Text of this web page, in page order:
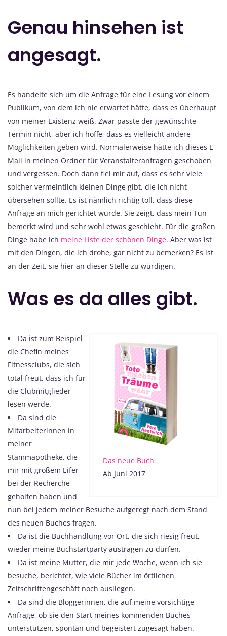
Genau hinsehen ist
angesagt.
Es handelte sich um die Anfrage für eine Lesung vor einem
Publikum, von dem ich nie erwartet hätte, dass es überhaupt
von meiner Existenz weiß. Zwar passte der gewünschte
Termin nicht, aber ich hoffe, dass es vielleicht andere
Möglichkeiten geben wird. Normalerweise hätte ich dieses E-
Mail in meinen Ordner für Veranstalteranfragen geschoben
und vergessen. Doch dann fiel mir auf, dass es sehr viele
solcher vermeintlich kleinen Dinge gibt, die ich nicht
übersehen sollte. Es ist nämlich richtig toll, dass diese
Anfrage an mich gerichtet wurde. Sie zeigt, dass mein Tun
bemerkt wird und sehr wohl etwas geschieht. Für die großen
Dinge habe ich meine Liste der schönen Dinge. Aber was ist
mit den Dingen, die ich drohe, gar nicht zu bemerken? Es ist
an der Zeit, sie hier an dieser Stelle zu würdigen.
Was es da alles gibt.
Das neue Buch
Ab Juni 2017
Da ist zum Beispiel
die Chefin meines
Fitnessclubs, die sich
total freut, dass ich für
die Clubmitglieder
lesen werde.
Da sind die
Mitarbeiterinnen in
meiner
Stammapotheke, die
mir mit großem Eifer
bei der Recherche
geholfen haben und
nun bei jedem meiner Besuche aufgeregt nach dem Stand
des neuen Buches fragen.
Da ist die Buchhandlung vor Ort, die sich riesig freut,
wieder meine Buchstartparty austragen zu dürfen.
Da ist meine Mutter, die mir jede Woche, wenn ich sie
besuche, berichtet, wie viele Bücher im örtlichen
Zeitschriftengeschäft noch ausliegen.
Da sind die Bloggerinnen, die auf meine vorsichtige
Anfrage, ob sie den Start meines kommenden Buches
unterstützen, spontan und begeistert zugesagt haben.